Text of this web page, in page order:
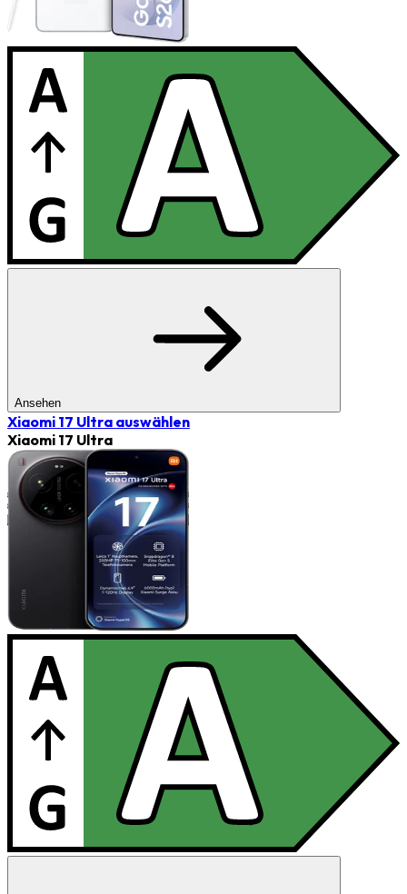
Ansehen
Xiaomi 17 Ultra auswählen
Xiaomi 17 Ultra